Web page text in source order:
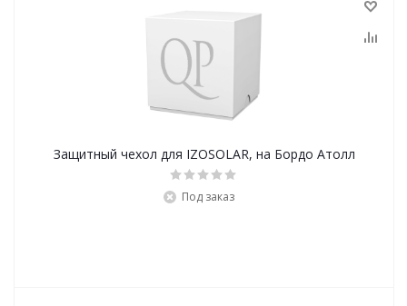
Защитный чехол для IZOSOLAR, на Бордо Атолл
Под заказ